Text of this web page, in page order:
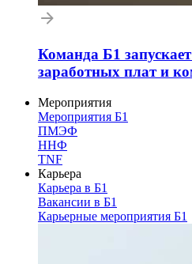
Команда Б1
заработных плат и
Мероприятия
Мероприятия Б1
ПМЭФ
ННФ
TNF
Карьера
Карьера в Б1
Вакансии в Б1
Карьерные мероприятия Б1